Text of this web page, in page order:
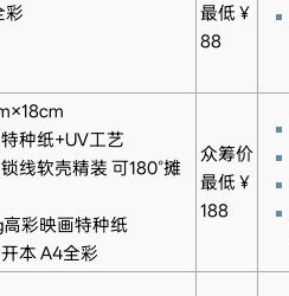
彩
最低￥
88
种纸+UV工艺
线软壳精装 可180°摊
高彩映画特种纸
本 A4全彩
众筹价
最低￥
188